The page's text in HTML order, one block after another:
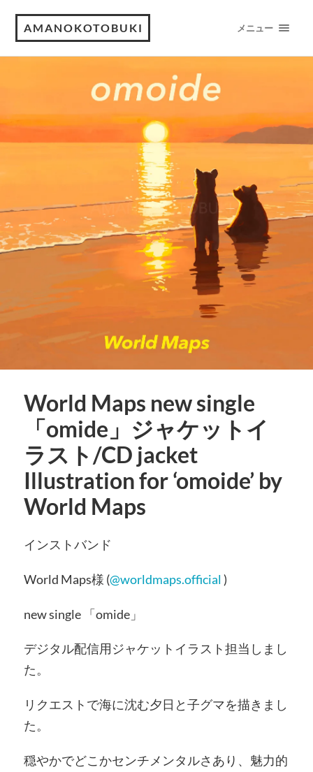
AMANOKOTOBUKI メニュー
World Maps new single
「omide」ジャケットイ
ラスト/CD jacket
Illustration for ‘omoide’ by
World Maps
インストバンド
World Maps様 (@worldmaps.official)
new single 「omide」
デジタル配信用ジャケットイラスト担当しまし
た。
リクエストで海に沈む夕日と子グマを描きまし
た。
穏やかでどこかセンチメンタルさあり、魅力的